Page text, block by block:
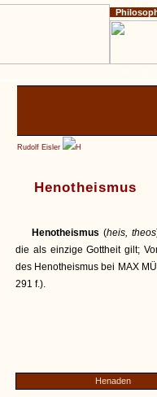
Rudolf Eisler H
Henotheismus
Henotheismus (heis, theos
die als einzige Gottheit gilt;
des Henotheismus bei MAX
291 f.).
Henaden